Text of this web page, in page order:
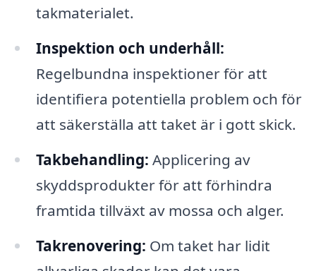
takmaterialet.
Inspektion och underhåll:
Regelbundna inspektioner för att
identifiera potentiella problem och för
att säkerställa att taket är i gott skick.
Takbehandling: Applicering av
skyddsprodukter för att förhindra
framtida tillväxt av mossa och alger.
Takrenovering: Om taket har lidit